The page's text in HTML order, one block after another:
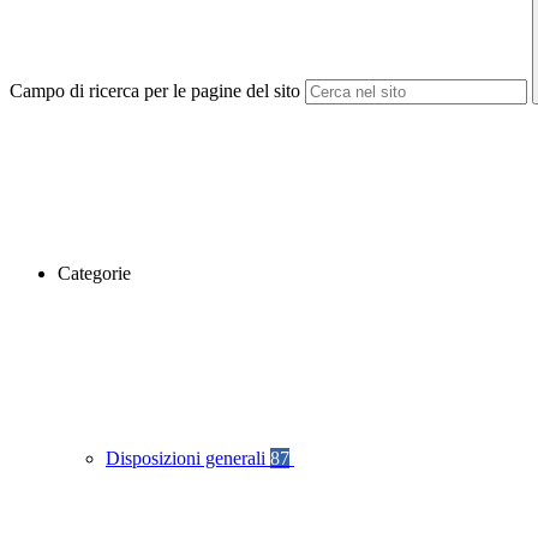
Campo di ricerca per le pagine del sito
Categorie
Disposizioni generali 87